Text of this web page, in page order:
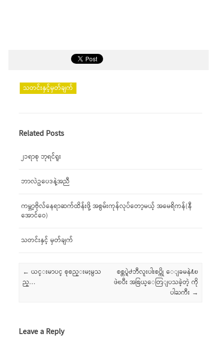
သတင်းနှင့်မှတ်ချက်
Related Posts
၂၁ရာစု ဘုရင်ရူး
ဘာလဲဥပေဒနဲ့အညီ
ကမ္ဘာ့ဗိုလ်နေရာဆက်ထိန်းဖို့ အစွမ်းကုန်လုပ်တော့မယ့် အမေရိကန်(နီ
အောင်ဝေ)
သတင်းနှင့် မှတ်ချက်
Post navigation
← ယင္းမာပင္ စုစည္းမႈမွသ
ည္…
စစ္တပ္ရဲ႕ဘီလူးပါးစပ္ကို ေျခမနဲ႔ၿ
ဖဲၿပီး အစြယ္ေတြျပသခဲ့တဲ့ ကို
ပါႀကီး →
Leave a Reply